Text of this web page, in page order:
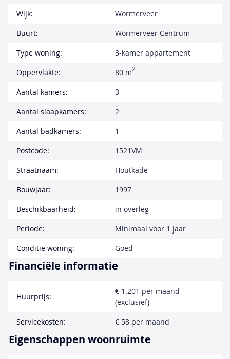
Wijk:
Wormerveer
Buurt:
Wormerveer Centrum
Type woning:
3-kamer appartement
Oppervlakte:
80 m2
Aantal kamers:
3
Aantal slaapkamers:
2
Aantal badkamers:
1
Postcode:
1521VM
Straatnaam:
Houtkade
Bouwjaar:
1997
Beschikbaarheid:
in overleg
Periode:
Minimaal voor 1 jaar
Conditie woning:
Goed
Financiële informatie
Huurprijs:
€ 1.201 per maand
(exclusief)
Servicekosten:
€ 58 per maand
Eigenschappen woonruimte